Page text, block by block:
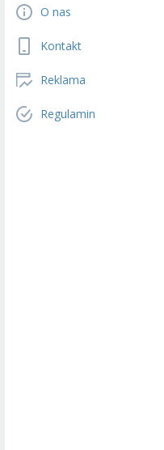
O nas
Kontakt
Reklama
Regulamin